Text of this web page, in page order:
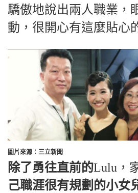
驕傲地說出兩人職業，
動，很開心有這麼貼心
圖片來源：三立新聞
除了勇往直前的Lulu，
己職涯很有規劃的小女